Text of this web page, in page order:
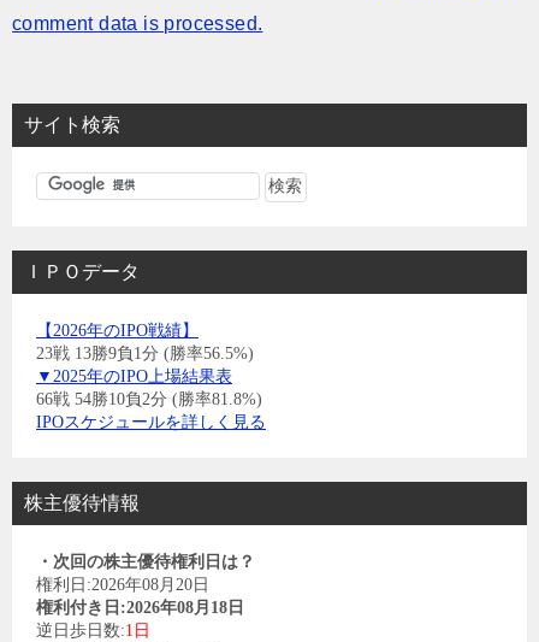
comment data is processed.
サイト検索
ＩＰＯデータ
【2026年のIPO戦績】
23戦 13勝9負1分 (勝率56.5%)
▼2025年のIPO上場結果表
66戦 54勝10負2分 (勝率81.8%)
IPOスケジュールを詳しく見る
株主優待情報
・次回の株主優待権利日は？
権利日:2026年08月20日
権利付き日:2026年08月18日
逆日歩日数:1日